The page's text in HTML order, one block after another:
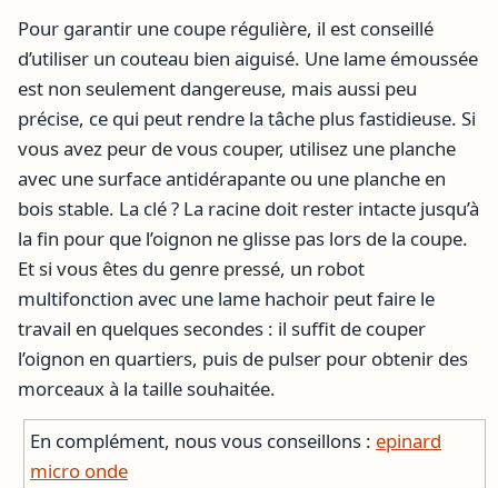
Pour garantir une coupe régulière, il est conseillé
d’utiliser un couteau bien aiguisé. Une lame émoussée
est non seulement dangereuse, mais aussi peu
précise, ce qui peut rendre la tâche plus fastidieuse. Si
vous avez peur de vous couper, utilisez une planche
avec une surface antidérapante ou une planche en
bois stable. La clé ? La racine doit rester intacte jusqu’à
la fin pour que l’oignon ne glisse pas lors de la coupe.
Et si vous êtes du genre pressé, un robot
multifonction avec une lame hachoir peut faire le
travail en quelques secondes : il suffit de couper
l’oignon en quartiers, puis de pulser pour obtenir des
morceaux à la taille souhaitée.
En complément, nous vous conseillons : epinard
micro onde